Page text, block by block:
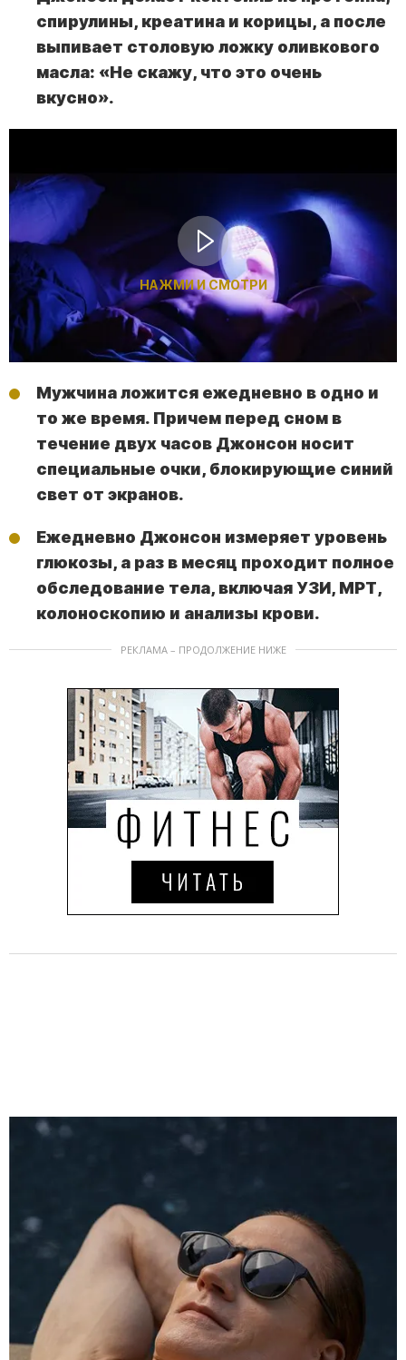
спирулины, креатина и корицы, а после
выпивает столовую ложку оливкового
масла: «Не скажу, что это очень
вкусно».
НАЖМИ И СМОТРИ
Мужчина ложится ежедневно в одно и
то же время. Причем перед сном в
течение двух часов Джонсон носит
специальные очки, блокирующие синий
свет от экранов.
Ежедневно Джонсон измеряет уровень
глюкозы, а раз в месяц проходит полное
обследование тела, включая УЗИ, МРТ,
колоноскопию и анализы крови.
РЕКЛАМА – ПРОДОЛЖЕНИЕ НИЖЕ